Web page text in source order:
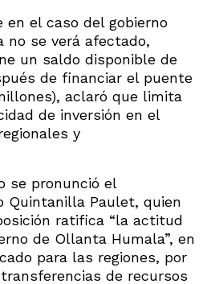
en el caso del gobierno
no se verá afectado,
un saldo disponible de
de financiar el puente
aclaró que limita
de inversión en el
y
se pronunció el
Quintanilla Paulet, quien
ratifica “la actitud
de Ollanta Humala”, en
para las regiones, por
de recursos